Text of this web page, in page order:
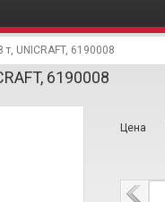
UNICRAFT, 6190008
6190008